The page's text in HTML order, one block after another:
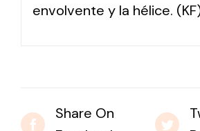
envolvente y la hélice.
Share On